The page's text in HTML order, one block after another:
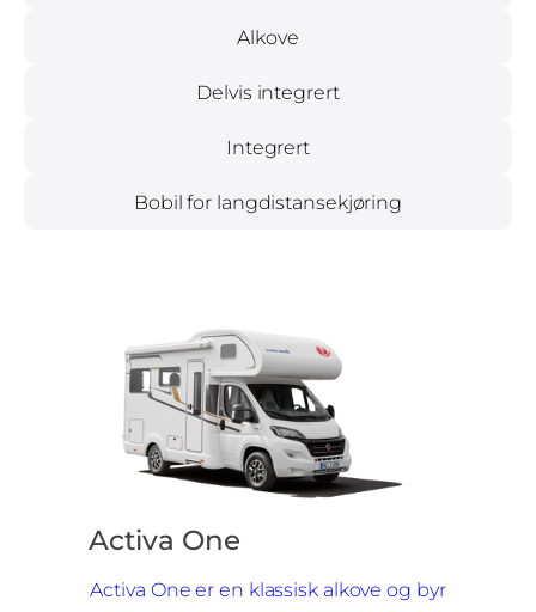
Alkove
Delvis integrert
Integrert
Bobil for langdistansekjøring
Activa One
Activa One er en klassisk alkove og byr